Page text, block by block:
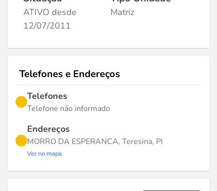
ATIVO desde
12/07/2011
Matriz
Telefones e Endereços
Telefones
Telefone não informado
Endereços
MORRO DA ESPERANCA, Teresina, PI
Ver no mapa